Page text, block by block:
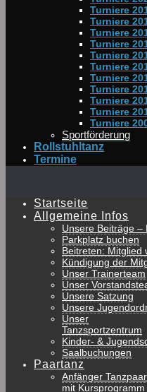
Turniere
Turniere
Turniere
Turniere
Turniere
Turniere
Turniere
Turniere
Turniere
Turniere
Turniere
Sportförderung
Rollstuhltanz
Termine
Startseite
Allgemeine Infos
Unsere Beiträge –
Parkplatz buchen
Beitreten: Mitglied
Kündigung der
Unser Trainerteam
Unser
Unsere Satzung
Unsere
Unser
Tanzsportzentrum
Kinder- &
Saalbuchungen
Paartanz
Anfänger
mit Kursprogramm